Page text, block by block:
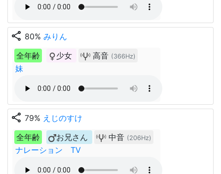
share 80% みりん
全年齢
少女 高音 (366Hz)
妹
share 79% えじのすけ
全年齢
お兄さん 中音 (206Hz)
ナレーション TV